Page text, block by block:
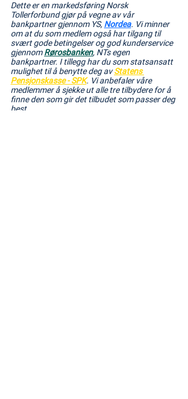
Dette er en markedsføring Norsk
Tollerforbund gjør på vegne av vår
bankpartner gjennom YS, Nordea. Vi minner
om at du som medlem også har tilgang til
svært gode betingelser og god kunderservice
gjennom Rørosbanken, NTs egen
bankpartner. I tillegg har du som statsansatt
mulighet til å benytte deg av Statens
Pensjonskasse - SPK. Vi anbefaler våre
medlemmer å sjekke ut alle tre tilbydere for å
finne den som gir det tilbudet som passer deg
best.